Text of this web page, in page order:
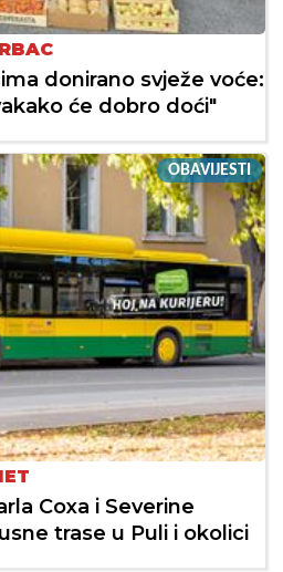
donirano svježe voće:
će dobro doći"
OBAVIJESTI
Coxa i Severine
trase u Puli i okolici